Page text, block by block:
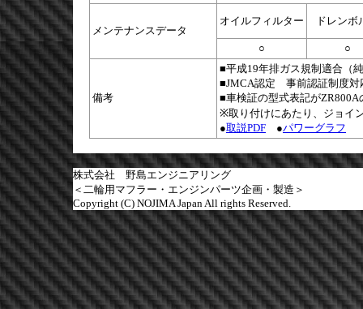
メンテナンスデータ
オイルフィルター ドレンボ
○ ○
備考
■平成19年排ガス規制適合（
■JMCA認定 事前認証制度対
■車検証の型式表記が
※取り付けにあたり、ジョイ
●取説PDF ●パワーグラフ
株式会社 野島エンジニアリング
＜二輪用マフラー・エンジンパーツ企画・製造＞
Copyright (C) NOJIMA Japan All rights Reserved.